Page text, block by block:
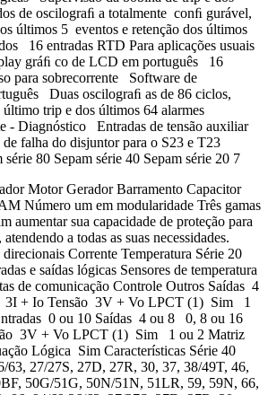
de oscilograﬁ a totalmente conﬁ gurável,
últimos 5 eventos e retenção dos últimos
16 entradas RTD Para aplicações usuais
gráﬁ co de LCD em português 16
para sobrecorrente Software de
Duas oscilograﬁ as de 86 ciclos,
trip e dos últimos 64 alarmes
- Diagnóstico Entradas de tensão auxiliar
falha do disjuntor para o S23 e T23
80 Sepam série 40 Sepam série 20 7
Motor Gerador Barramento Capacitor
Número um em modularidade Três gamas
aumentar sua capacidade de proteção para
a todas as suas necessidades.
Corrente Temperatura Série 20
e saídas lógicas Sensores de temperatura
de comunicação Controle Outros Saídas 4
+ Io Tensão 3V + Vo LPCT (1) Sim 1
0 ou 10 Saídas 4 ou 8 0, 8 ou 16
3V + Vo LPCT (1) Sim 1 ou 2 Matriz
Lógica Sim Características Série 40
63, 27/27S, 27D, 27R, 30, 37, 38/49T, 46,
50G/51G, 50N/51N, 51LR, 59, 59N, 66,